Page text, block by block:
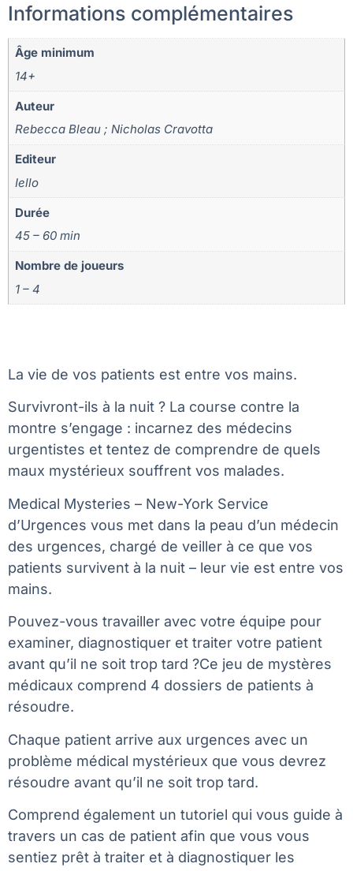
Informations complémentaires
Âge minimum
14+
Auteur
Rebecca Bleau ; Nicholas Cravotta
Editeur
Iello
Durée
45 – 60 min
Nombre de joueurs
1 – 4
La vie de vos patients est entre vos mains.
Survivront-ils à la nuit ? La course contre la
montre s’engage : incarnez des médecins
urgentistes et tentez de comprendre de quels
maux mystérieux souffrent vos malades.
Medical Mysteries – New-York Service
d’Urgences vous met dans la peau d’un médecin
des urgences, chargé de veiller à ce que vos
patients survivent à la nuit – leur vie est entre vos
mains.
Pouvez-vous travailler avec votre équipe pour
examiner, diagnostiquer et traiter votre patient
avant qu’il ne soit trop tard ?Ce jeu de mystères
médicaux comprend 4 dossiers de patients à
résoudre.
Chaque patient arrive aux urgences avec un
problème médical mystérieux que vous devrez
résoudre avant qu’il ne soit trop tard.
Comprend également un tutoriel qui vous guide à
travers un cas de patient afin que vous vous
sentiez prêt à traiter et à diagnostiquer les